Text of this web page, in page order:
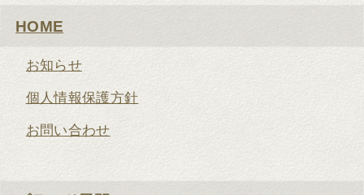
HOME
お知らせ
個人情報保護方針
お問い合わせ